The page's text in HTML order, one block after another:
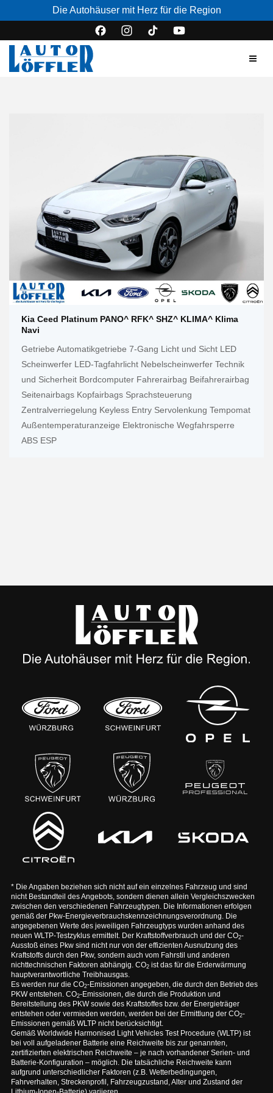
Die Autohäuser mit Herz für die Region
Kia Ceed Platinum PANO^ RFK^ SHZ^ KLIMA^ Klima
Navi
Getriebe Automatikgetriebe 7-Gang Licht und Sicht LED
Scheinwerfer LED-Tagfahrlicht Nebelscheinwerfer Technik
und Sicherheit Bordcomputer Fahrerairbag Beifahrerairbag
Seitenairbags Kopfairbags Sprachsteuerung
Zentralverriegelung Keyless Entry Servolenkung Tempomat
Außentemperaturanzeige Elektronische Wegfahrsperre
ABS ESP
* Die Angaben beziehen sich nicht auf ein einzelnes Fahrzeug und sind
nicht Bestandteil des Angebots, sondern dienen allein Vergleichszwecken
zwischen den verschiedenen Fahrzeugtypen. Die Informationen erfolgen
gemäß der Pkw-Energieverbrauchskennzeichnungsverordnung. Die
angegebenen Werte des jeweiligen Fahrzeugtyps wurden anhand des
neuen WLTP-Testzyklus ermittelt. Der Kraftstoffverbrauch und der CO2-
Ausstoß eines Pkw sind nicht nur von der effizienten Ausnutzung des
Kraftstoffs durch den Pkw, sondern auch vom Fahrstil und anderen
nichttechnischen Faktoren abhängig. CO2ist das für die Erderwärmung
hauptverantwortliche Treibhausgas.
Es werden nur die CO2-Emissionen angegeben, die durch den Betrieb des
PKW entstehen. CO2-Emissionen, die durch die Produktion und
Bereitstellung des PKW sowie des Kraftstoffes bzw. der Energieträger
entstehen oder vermieden werden, werden bei der Ermittlung der CO2-
Emissionen gemäß WLTP nicht berücksichtigt.
Gemäß Worldwide Harmonised Light Vehicles Test Procedure (WLTP) ist
bei voll aufgeladener Batterie eine Reichweite bis zur genannten,
zertifizierten elektrischen Reichweite – je nach vorhandener Serien- und
Batterie-Konfiguration – möglich. Die tatsächliche Reichweite kann
aufgrund unterschiedlicher Faktoren (z.B. Wetterbedingungen,
Fahrverhalten, Streckenprofil, Fahrzeugzustand, Alter und Zustand der